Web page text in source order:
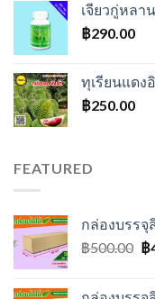
เจียวกู่หลา
฿290.00
ทุเรียนแดง
฿250.00
FEATURED
กล่องบรรจุ
฿500.00 ฿